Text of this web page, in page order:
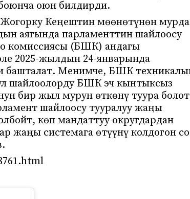
оюн билдирди.
Кеңештин мөөнөтүнөн мурда
аягында парламенттин шайлоосу
комиссиясы (БШК) андагы
2025-жылдын 24-январында
башталат. Менимче, БШК
шайлоолорду БШК эч кынтыксыз
бир жыл мурун өткөнү туура болот
шайлоосу тууралуу жаңы
көп мандаттуу округдардан
жаңы системага өтүүнү колдогон